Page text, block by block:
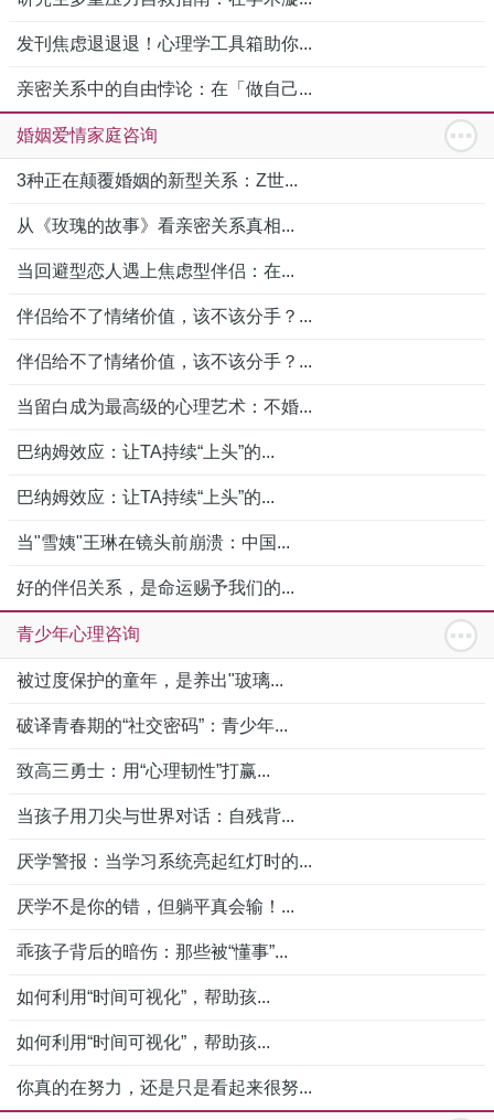
发刊焦虑退退退！心理学工具箱助你...
亲密关系中的自由悖论：在「做自己...
婚姻爱情家庭咨询
3种正在颠覆婚姻的新型关系：Z世...
从《玫瑰的故事》看亲密关系真相...
当回避型恋人遇上焦虑型伴侣：在...
伴侣给不了情绪价值，该不该分手？...
伴侣给不了情绪价值，该不该分手？...
当留白成为最高级的心理艺术：不婚...
巴纳姆效应：让TA持续“上头”的...
巴纳姆效应：让TA持续“上头”的...
当"雪姨"王琳在镜头前崩溃：中国...
好的伴侣关系，是命运赐予我们的...
青少年心理咨询
被过度保护的童年，是养出"玻璃...
破译青春期的“社交密码”：青少年...
致高三勇士：用“心理韧性”打赢...
当孩子用刀尖与世界对话：自残背...
厌学警报：当学习系统亮起红灯时的...
厌学不是你的错，但躺平真会输！...
乖孩子背后的暗伤：那些被“懂事”...
如何利用“时间可视化”，帮助孩...
如何利用“时间可视化”，帮助孩...
你真的在努力，还是只是看起来很努...